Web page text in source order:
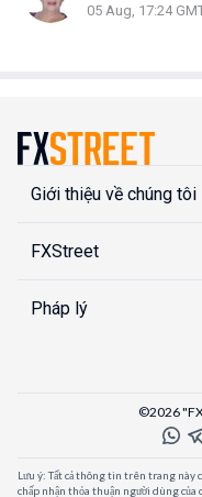
05 Aug, 17:24
Giới thiệu về chúng tôi
FXStreet
Pháp lý
©2026
Lưu ý: Tất cả thông tin trên trang này
chấp nhận thỏa thuận người dùng